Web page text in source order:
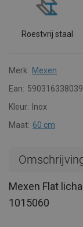
Roestvrij staal
Merk: Mexen
Ean:
Kleur:
Inox
Maat: 60 cm
Mexen Flat
1015060